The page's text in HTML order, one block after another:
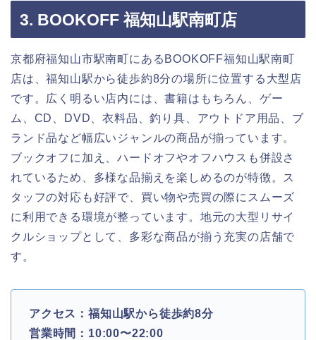
3. BOOKOFF 福知山駅南町店
京都府福知山市駅南町にあるBOOKOFF福知山駅南町
店は、福知山駅から徒歩約8分の場所に位置する大型店
です。広く明るい店内には、書籍はもちろん、ゲー
ム、CD、DVD、衣料品、釣り具、アウトドア用品、ブ
ランド品など幅広いジャンルの商品が揃っています。
ブックオフに加え、ハードオフやオフハウスも併設さ
れているため、多様な品揃えを楽しめるのが特徴。ス
タッフの対応も好評で、買い物や売買の際にスムーズ
に利用できる環境が整っています。地元の大型リサイ
クルショップとして、多彩な商品が揃う充実の店舗で
す。
アクセス：福知山駅から徒歩約8分
営業時間：10:00〜22:00